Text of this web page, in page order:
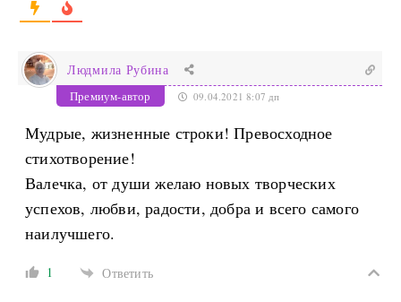
Людмила Рубина
Премиум-автор 09.04.2021 8:07 дп
Мудрые, жизненные строки! Превосходное
стихотворение!
Валечка, от души желаю новых творческих
успехов, любви, радости, добра и всего самого
наилучшего.
1 Ответить